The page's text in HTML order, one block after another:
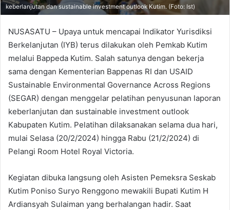
keberlanjutan dan sustainable investment outlook Kutim. (Foto: Ist)
NUSASATU – Upaya untuk mencapai Indikator Yurisdiksi
Berkelanjutan (IYB) terus dilakukan oleh Pemkab Kutim
melalui Bappeda Kutim. Salah satunya dengan bekerja
sama dengan Kementerian Bappenas RI dan USAID
Sustainable Environmental Governance Across Regions
(SEGAR) dengan menggelar pelatihan penyusunan laporan
keberlanjutan dan sustainable investment outlook
Kabupaten Kutim. Pelatihan dilaksanakan selama dua hari,
mulai Selasa (20/2/2024) hingga Rabu (21/2/2024) di
Pelangi Room Hotel Royal Victoria.
Kegiatan dibuka langsung oleh Asisten Pemeksra Seskab
Kutim Poniso Suryo Renggono mewakili Bupati Kutim H
Ardiansyah Sulaiman yang berhalangan hadir. Saat